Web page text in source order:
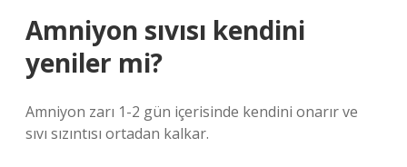
Amniyon sıvısı kendini
yeniler mi?
Amniyon zarı 1-2 gün içerisinde kendini onarır ve
sıvı sızıntısı ortadan kalkar.